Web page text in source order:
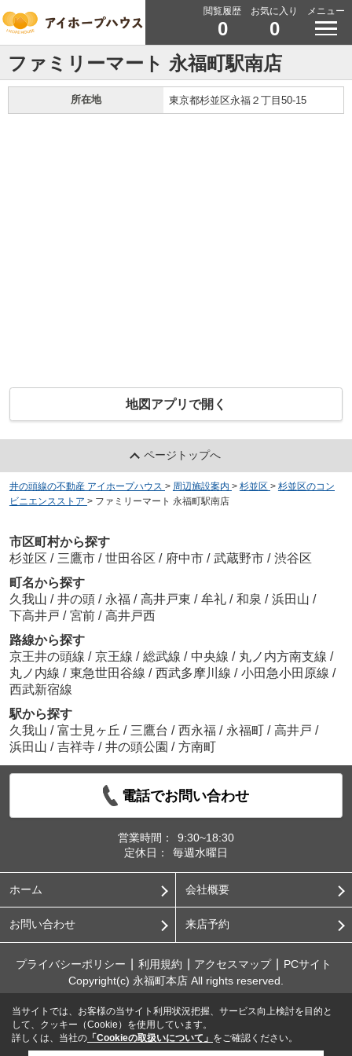
閲覧履歴
0
お気に入り
0
メニュー
ファミリーマート 永福町駅南店
所在地 東京都杉並区永福２丁目50-15
地図アプリで開く
ページトップへ
井の頭線の不動産 アイホープハウス > 周辺施設案内 > 杉並区 > 杉並区のコン
ビニエンスストア > ファミリーマート 永福町駅南店
市区町村から探す
杉並区 / 三鷹市 / 世田谷区 / 府中市 / 武蔵野市 / 渋谷区
町名から探す
久我山 / 井の頭 / 永福 / 高井戸東 / 牟礼 / 和泉 / 浜田山 /
下高井戸 / 宮前 / 高井戸西
路線から探す
京王井の頭線 / 京王線 / 総武線 / 中央線 / 丸ノ内方南支線 /
丸ノ内線 / 東急世田谷線 / 西武多摩川線 / 小田急小田原線 /
西武新宿線
駅から探す
久我山 / 富士見ヶ丘 / 三鷹台 / 西永福 / 永福町 / 高井戸 /
浜田山 / 吉祥寺 / 井の頭公園 / 方南町
電話でお問い合わせ
営業時間：
9:30~18:30
定休日：
毎週水曜日
ホーム 会社概要
お問い合わせ 来店予約
プライバシーポリシー 利用規約 アクセスマップ
PCサイト
Copyright(c) 永福町本店 All rights reserved.
当サイトでは、お客様の当サイト利用状況把握、サービス向上検討を目的と
して、クッキー（Cookie）を使用しています。
詳しくは、当社の 「Cookieの取扱いについて」 をご確認ください。